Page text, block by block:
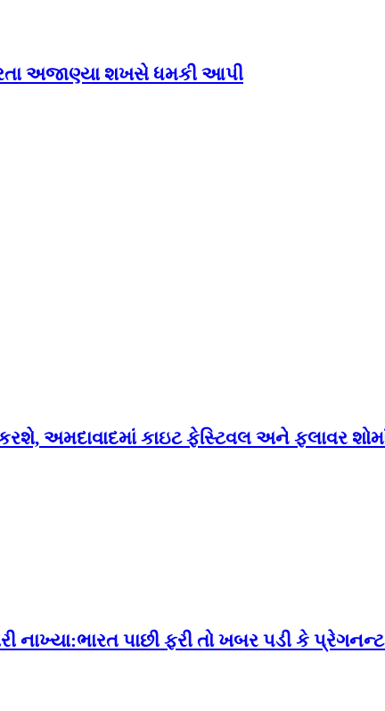
અજાણ્યા શખસે ધમકી આપી
કરશે, અમદાવાદમાં કાઇટ ફેસ્ટિવલ અને ફ્લાવર
નાખ્યા:ભારત પાછી ફરી તો ખબર પડી કે